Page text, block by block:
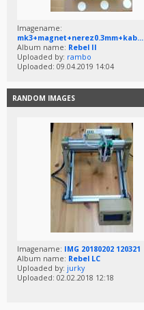
Imagename:
mk3+magnet+nerez0.3mm+kab...
Album name: Rebel II
Uploaded by: rambo
Uploaded: 09.04.2019 14:04
RANDOM IMAGES
Imagename: IMG 20180202 120321
Album name: Rebel LC
Uploaded by: jurky
Uploaded: 02.02.2018 12:18